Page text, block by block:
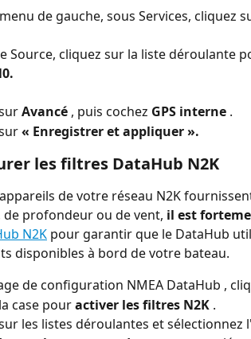
de gauche, sous Services, cliquez
Source, cliquez sur la liste déroulante
Avancé , puis cochez GPS interne .
« Enregistrer et appliquer ».
les filtres DataHub N2K
de votre réseau N2K
de profondeur ou de vent, il est
N2K pour garantir que le DataHub
disponibles à bord de votre bateau.
de configuration NMEA DataHub ,
case pour activer les filtres N2K .
les listes déroulantes et sélectionnez